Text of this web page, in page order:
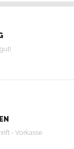
- Vorkasse